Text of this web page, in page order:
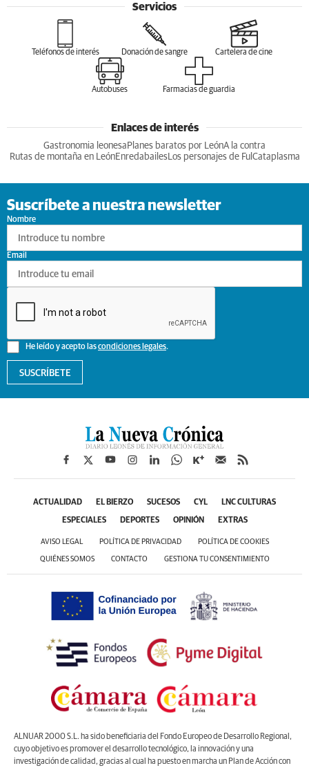
Servicios
Teléfonos de interés Donación de sangre Cartelera de cine
Autobuses Farmacias de guardia
Enlaces de interés
Gastronomia leonesa Planes baratos por LeónA la contra
Rutas de montaña en LeónEnredabailesLos personajes de Ful Cataplasma
Suscríbete a nuestra newsletter
Nombre
He leído y acepto lascondiciones legales.
Email
SUSCRÍBETE
ACTUALIDAD EL BIERZO SUCESOS CYL LNC CULTURAS
ESPECIALES DEPORTES OPINIÓN EXTRAS
AVISO LEGAL POLÍTICA DE PRIVACIDAD POLÍTICA DE COOKIES
QUIÉNES SOMOS CONTACTO GESTIONA TU CONSENTIMIENTO
ALNUAR 2000 S.L. ha sido beneficiaria del Fondo Europeo de Desarrollo Regional,
cuyo objetivo es promover el desarrollo tecnológico, la innovación y una
investigación de calidad, gracias al cual ha puesto en marcha un Plan de Acción con